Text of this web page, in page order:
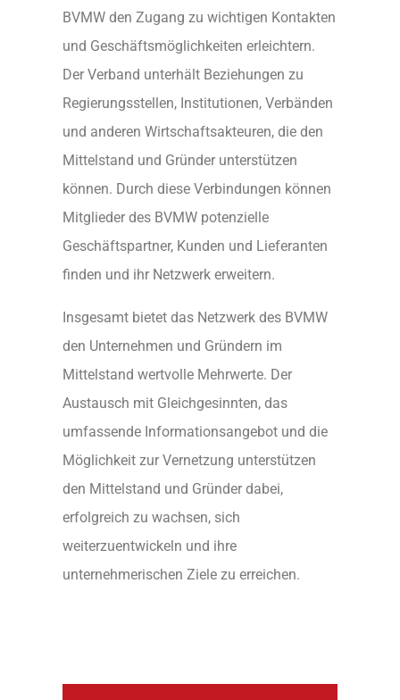
BVMW den Zugang zu wichtigen Kontakten
und Geschäftsmöglichkeiten erleichtern.
Der Verband unterhält Beziehungen zu
Regierungsstellen, Institutionen, Verbänden
und anderen Wirtschaftsakteuren, die den
Mittelstand und Gründer unterstützen
können. Durch diese Verbindungen können
Mitglieder des BVMW potenzielle
Geschäftspartner, Kunden und Lieferanten
finden und ihr Netzwerk erweitern.
Insgesamt bietet das Netzwerk des BVMW
den Unternehmen und Gründern im
Mittelstand wertvolle Mehrwerte. Der
Austausch mit Gleichgesinnten, das
umfassende Informationsangebot und die
Möglichkeit zur Vernetzung unterstützen
den Mittelstand und Gründer dabei,
erfolgreich zu wachsen, sich
weiterzuentwickeln und ihre
unternehmerischen Ziele zu erreichen.